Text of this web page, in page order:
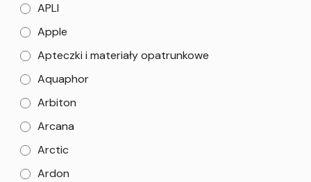
APLI
Apple
Apteczki i materiały opatrunkowe
Aquaphor
Arbiton
Arcana
Arctic
Ardon